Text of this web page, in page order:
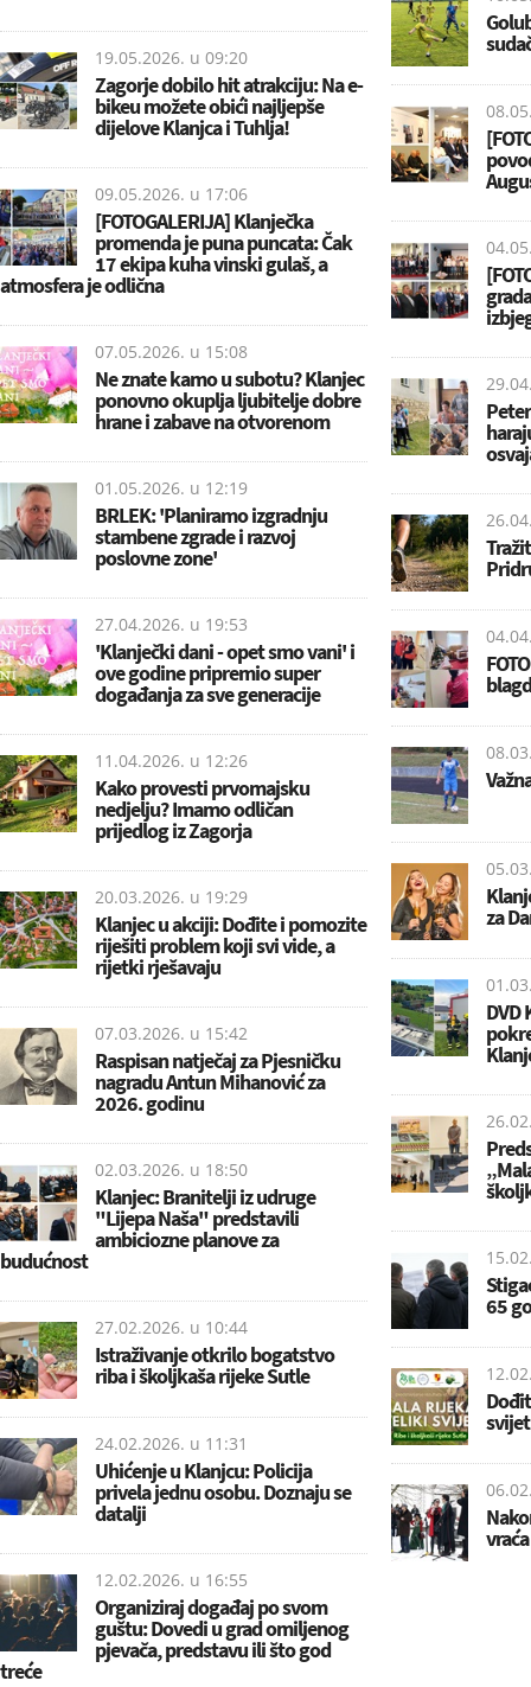
19.05.2026. u 09:20
Zagorje dobilo hit atrakciju: Na e-
bikeu možete obići najljepše
dijelove Klanjca i Tuhlja!
09.05.2026. u 17:06
[FOTOGALERIJA] Klanječka
promenda je puna puncata: Čak
17 ekipa kuha vinski gulaš, a
atmosfera je odlična
07.05.2026. u 15:08
Ne znate kamo u subotu? Klanjec
ponovno okuplja ljubitelje dobre
hrane i zabave na otvorenom
01.05.2026. u 12:19
BRLEK: 'Planiramo izgradnju
stambene zgrade i razvoj
poslovne zone'
27.04.2026. u 19:53
'Klanječki dani - opet smo vani' i
ove godine pripremio super
događanja za sve generacije
11.04.2026. u 12:26
Kako provesti prvomajsku
nedjelju? Imamo odličan
prijedlog iz Zagorja
20.03.2026. u 19:29
Klanjec u akciji: Dođite i pomozite
riješiti problem koji svi vide, a
rijetki rješavaju
07.03.2026. u 15:42
Raspisan natječaj za Pjesničku
nagradu Antun Mihanović za
2026. godinu
02.03.2026. u 18:50
Klanjec: Branitelji iz udruge
"Lijepa Naša" predstavili
ambiciozne planove za
budućnost
27.02.2026. u 10:44
Istraživanje otkrilo bogatstvo
riba i školjkaša rijeke Sutle
24.02.2026. u 11:31
Uhićenje u Klanjcu: Policija
privela jednu osobu. Doznaju se
datalji
12.02.2026. u 16:55
Organiziraj događaj po svom
guštu: Dovedi u grad omiljenog
pjevača, predstavu ili što god
treće
za
DVD
65